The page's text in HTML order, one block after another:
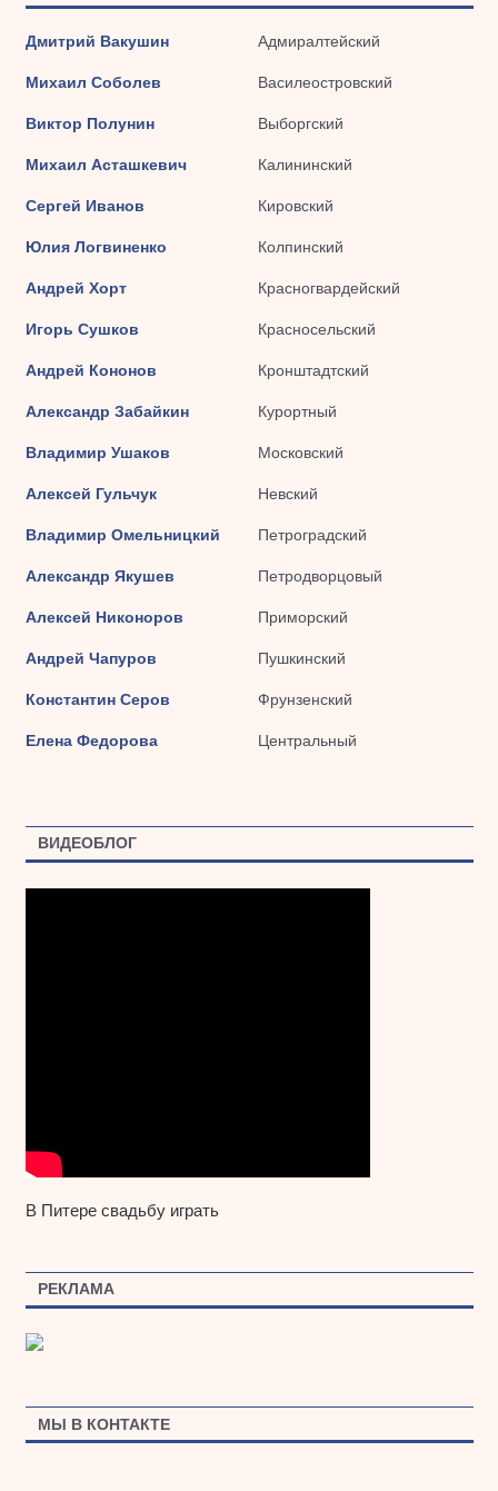
Дмитрий Вакушин Адмиралтейский
Михаил Соболев Василеостровский
Виктор Полунин Выборгский
Михаил Асташкевич Калининский
Сергей Иванов Кировский
Юлия Логвиненко Колпинский
Андрей Хорт Красногвардейский
Игорь Сушков Красносельский
Андрей Кононов Кронштадтский
Александр Забайкин Курортный
Владимир Ушаков Московский
Алексей Гульчук Невский
Владимир Омельницкий Петроградский
Александр Якушев Петродворцовый
Алексей Никоноров Приморский
Андрей Чапуров Пушкинский
Константин Серов Фрунзенский
Елена Федорова Центральный
ВИДЕОБЛОГ
В Питере свадьбу играть
РЕКЛАМА
МЫ В КОНТАКТЕ